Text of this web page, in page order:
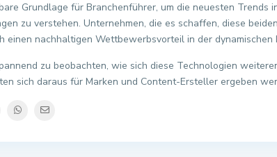
Grundlage für Branchenführer, um die neuesten Trends
zu verstehen. Unternehmen, die es schaffen, diese
einen nachhaltigen Wettbewerbsvorteil in der
zu beobachten, wie sich diese Technologien
sich daraus für Marken und Content-Ersteller ergeben